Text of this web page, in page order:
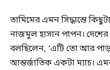
তামিমের এমন সিদ্ধান্তে
নাজমুল হাসান পাপন।
বলছিলেন, ‘এটি তো আর
আন্তর্জাতিক একটা ম্যাচ।